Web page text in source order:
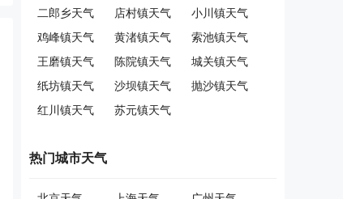
二郎乡天气
店村镇天气
小川镇天气
鸡峰镇天气
黄渚镇天气
索池镇天气
王磨镇天气
陈院镇天气
城关镇天气
纸坊镇天气
沙坝镇天气
抛沙镇天气
红川镇天气
苏元镇天气
热门城市天气